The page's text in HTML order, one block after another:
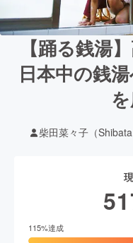
【踊る銭湯
日本中の銭
柴田菜々子（Shibata
115%達成